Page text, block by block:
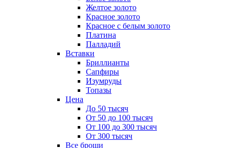
Желтое золото
Красное золото
Красное с белым золото
Платина
Палладий
Вставки
Бриллианты
Сапфиры
Изумруды
Топазы
Цена
До 50 тысяч
От 50 до 100 тысяч
От 100 до 300 тысяч
От 300 тысяч
Все броши